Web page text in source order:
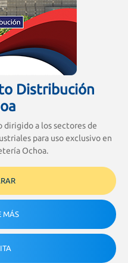
Distribución
dirigido a los sectores de
para uso exclusivo en
Ochoa.
MÁS